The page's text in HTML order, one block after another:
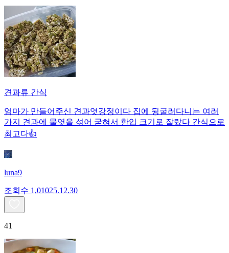
견과류 간식
엄마가 만들어주신 견과엿강정이다 집에 뒹굴러다니는 여러
가지 견과에 물엿을 섞어 굳혀서 한입 크기로 잘랐다 간식으로
최고다👍
luna9
조회수 1,01025.12.30
41